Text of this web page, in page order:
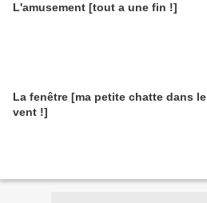
L'amusement [tout a une fin !]
La fenêtre [ma petite chatte dans le
vent !]